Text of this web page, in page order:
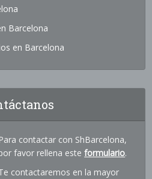
Barcelona
en Barcelona
Para contactar con ShBarcelona,
favor rellena esteformulario.
contactaremos en la mayor